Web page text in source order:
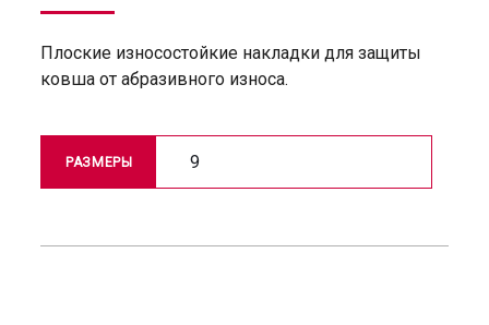
Плоские износостойкие накладки для защиты
ковша от абразивного износа.
РАЗМЕРЫ 9